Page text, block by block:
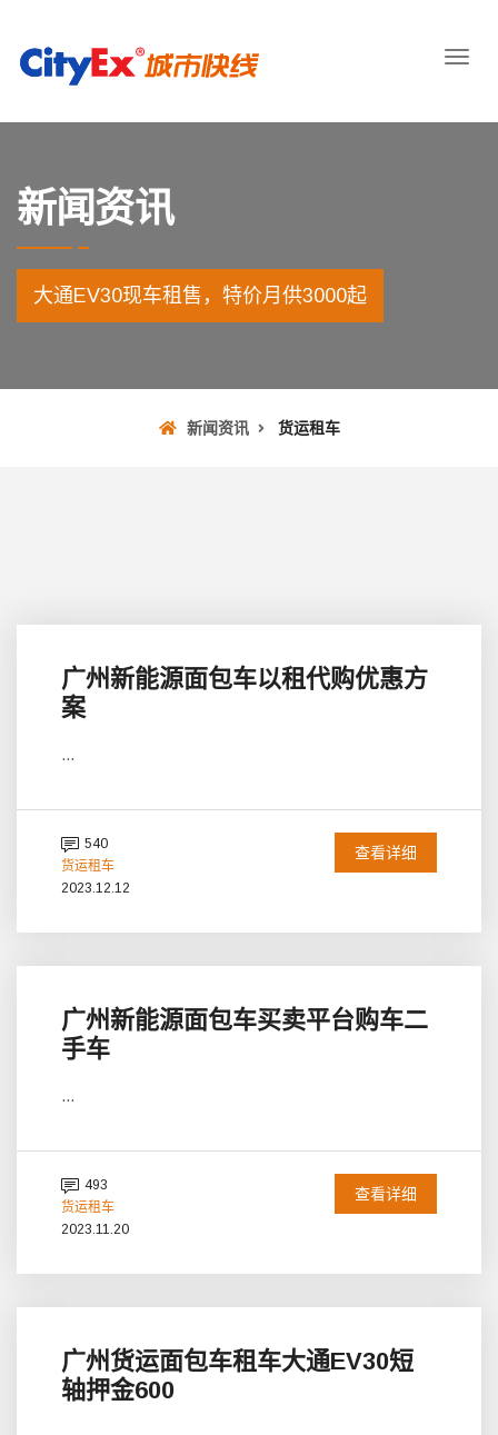
新闻资讯
大通EV30现车租售，特价月供3000起
新闻资讯 货运租车
广州新能源面包车以租代购优惠方
案
...
540
货运租车
2023.12.12
查看详细
广州新能源面包车买卖平台购车二
手车
...
493
货运租车
2023.11.20
查看详细
广州货运面包车租车大通EV30短
轴押金600